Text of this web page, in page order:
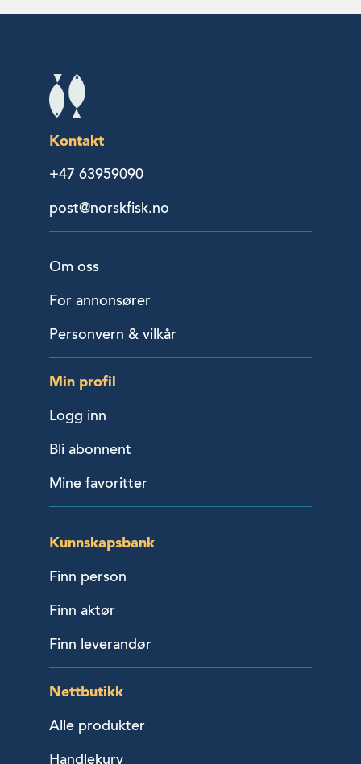
Kontakt
+47 63959090
post@norskfisk.no
Om oss
For annonsører
Personvern & vilkår
Min profil
Logg inn
Bli abonnent
Mine favoritter
Kunnskapsbank
Finn person
Finn aktør
Finn leverandør
Nettbutikk
Alle produkter
Handlekurv